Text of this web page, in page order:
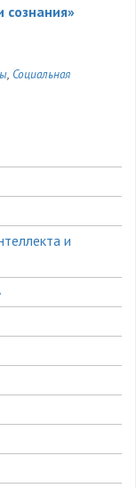
сознания»
Социальная
и